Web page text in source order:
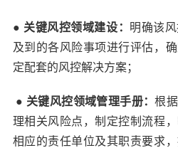
● 关键风控领域建设： 明确该
及到的各风险事项进行评估，
定配套的风控解决方案；
● 关键风控领域管理手册：根
理相关风险点，制定控制流程
相应的责任单位及其职责要求